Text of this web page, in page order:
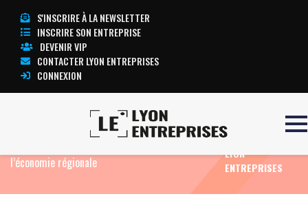
S'INSCRIRE À LA NEWSLETTER
INSCRIRE SON ENTREPRISE
DEVENIR VIP
CONTACTER LYON ENTREPRISES
CONNEXION
Conjoncture en Auvergne-
l’économie régionale
TOUTE
L’ACTUALITÉ
LYON
ENTREPRISES